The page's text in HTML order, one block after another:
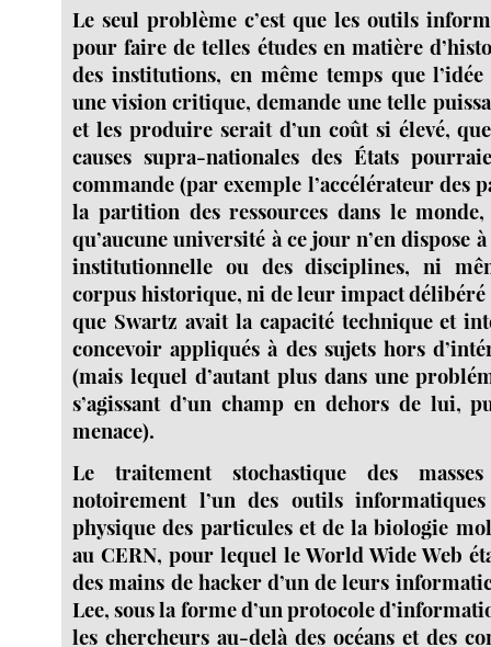
Le seul problème c’est que les outils
pour faire de telles études en matière
des institutions, en même temps que
une vision critique, demande une telle
et les produire serait d’un coût si élevé,
causes supra-nationales des États
commande (par exemple l’accélérateur des
la partition des ressources dans le
qu’aucune université à ce jour n’en dispose
institutionnelle ou des disciplines, ni
corpus historique, ni de leur impact délibéré
que Swartz avait la capacité technique et
concevoir appliqués à des sujets hors
(mais lequel d’autant plus dans une
s’agissant d’un champ en dehors de lui,
menace).
Le traitement stochastique des
notoirement l’un des outils
physique des particules et de la biologie
au CERN, pour lequel le World Wide Web
des mains de hacker d’un de leurs
Lee, sous la forme d’un protocole
les chercheurs au-delà des océans et des